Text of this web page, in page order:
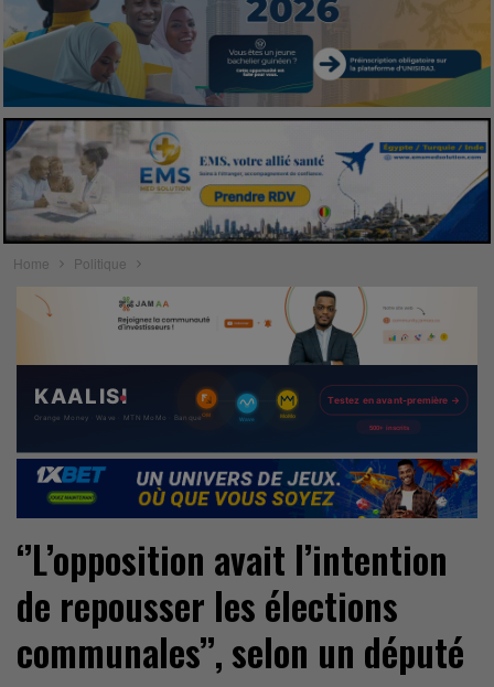
Home Politique
‘’L’opposition avait l’intention
de repousser les élections
communales’’, selon un député